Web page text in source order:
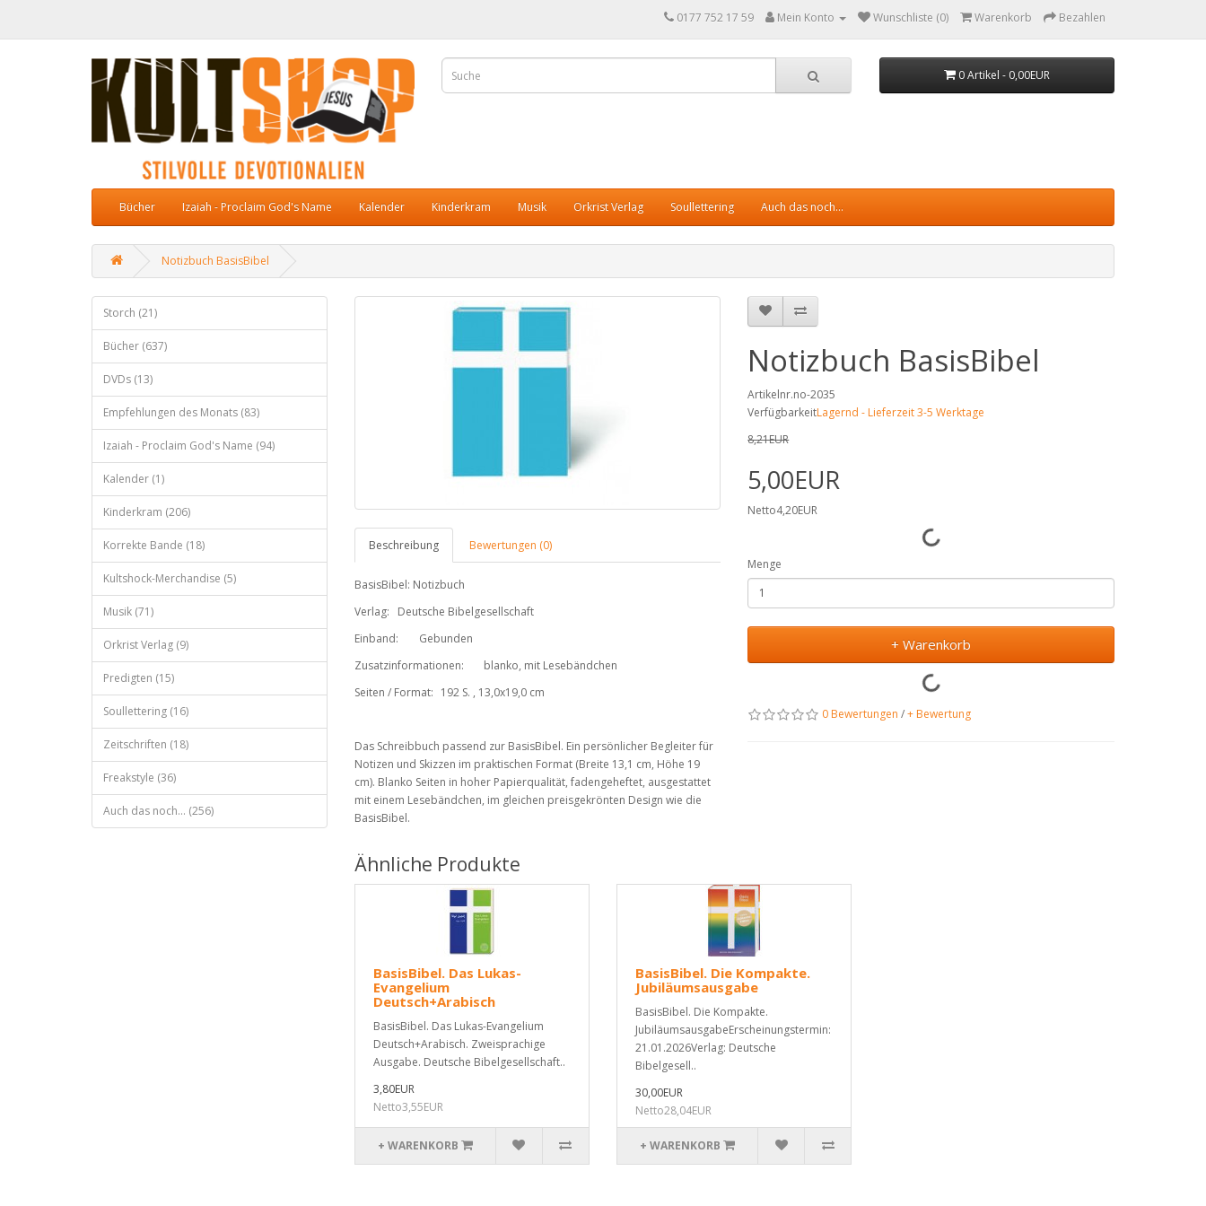
0177 752 17 59 Mein Konto Wunschliste (0) Warenkorb Bezahlen
0 Artikel - 0,00EUR
Bücher Izaiah - Proclaim God's Name Kalender Kinderkram Musik Orkrist Verlag Soullettering Auch das noch...
Notizbuch BasisBibel
Storch (21)
Bücher (637)
DVDs (13)
Empfehlungen des Monats (83)
Izaiah - Proclaim God's Name (94)
Kalender (1)
Kinderkram (206)
Korrekte Bande (18)
Kultshock-Merchandise (5)
Musik (71)
Orkrist Verlag (9)
Predigten (15)
Soullettering (16)
Zeitschriften (18)
Freakstyle (36)
Auch das noch... (256)
Beschreibung Bewertungen (0)
BasisBibel: Notizbuch
Verlag:
Deutsche Bibelgesellschaft
Einband:
Gebunden
Zusatzinformationen:
blanko, mit Lesebändchen
Seiten / Format: 192 S. , 13,0x19,0 cm
Das Schreibbuch passend zur BasisBibel. Ein persönlicher Begleiter für
Notizen und Skizzen im praktischen Format (Breite 13,1 cm, Höhe 19
cm). Blanko Seiten in hoher Papierqualität, fadengeheftet, ausgestattet
mit einem Lesebändchen, im gleichen preisgekrönten Design wie die
BasisBibel.
Notizbuch BasisBibel
Artikelnr.no-2035
VerfügbarkeitLagernd - Lieferzeit 3-5 Werktage
8,21EUR
5,00EUR
Netto4,20EUR
Menge
+ Warenkorb
0 Bewertungen /+ Bewertung
Ähnliche Produkte
BasisBibel. Das Lukas-
Evangelium
Deutsch+Arabisch
BasisBibel. Das Lukas-Evangelium
Deutsch+Arabisch. Zweisprachige
Ausgabe. Deutsche Bibelgesellschaft..
3,80EUR
Netto3,55EUR
+ WARENKORB
BasisBibel. Die Kompakte.
Jubiläumsausgabe
BasisBibel. Die Kompakte.
JubiläumsausgabeErscheinungstermin:
21.01.2026Verlag: Deutsche
Bibelgesell..
30,00EUR
Netto28,04EUR
+ WARENKORB